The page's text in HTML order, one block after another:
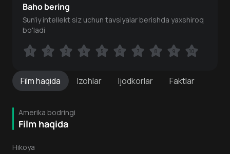
Filmhaqida Izohlar Ijodkorlar Faktlar
Amerika bodringi
Film haqida
Hikoya
Baho bering
Sun'iy intellekt siz uchun tavsiyalar berishda yaxshiroq
bo'ladi
1 2 3 4 5 6 7 8 9 10
1 2 3 4 5 6 7 8 9 10